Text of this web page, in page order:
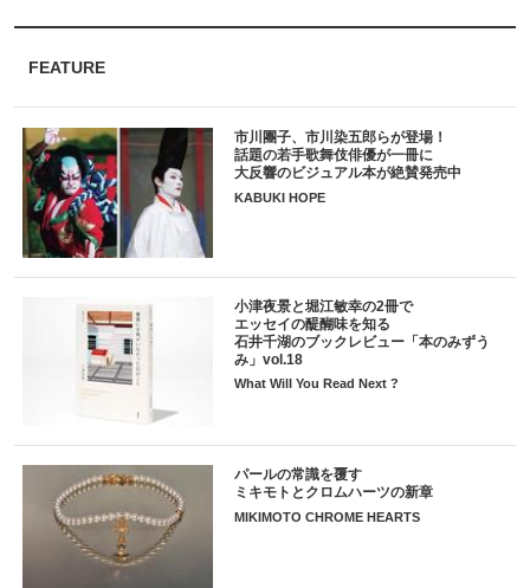
FEATURE
市川團子、市川染五郎らが登場！
話題の若手歌舞伎俳優が一冊に
大反響のビジュアル本が絶賛発売中
KABUKI HOPE
小津夜景と堀江敏幸の2冊で
エッセイの醍醐味を知る
石井千湖のブックレビュー「本のみずう
み」vol.18
What Will You Read Next ?
パールの常識を覆す
ミキモトとクロムハーツの新章
MIKIMOTO CHROME HEARTS